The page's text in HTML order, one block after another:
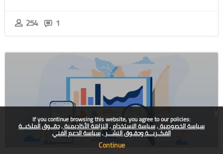
If you continue browsing this website, you agree to our policies:
سياسة الخصوصية سياسة الاستخدام النزاهة الأكاديمية حقــوق الملكيــة
الفكــريـــة وحقـوق النشـــر سياسة الدعم الفني
Continue
x
254 1